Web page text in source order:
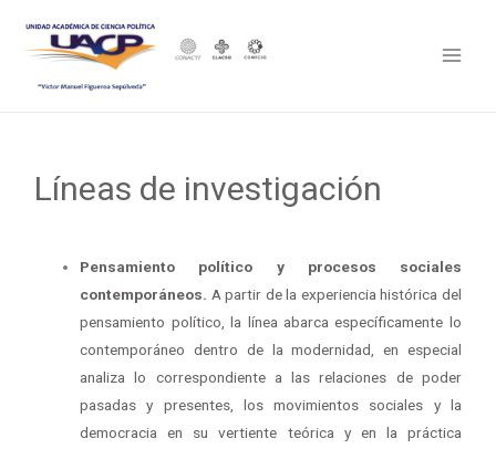
Líneas de investigación
Pensamiento político y procesos sociales
contemporáneos. A partir de la experiencia histórica del
pensamiento político, la línea abarca específicamente lo
contemporáneo dentro de la modernidad, en especial
analiza lo correspondiente a las relaciones de poder
pasadas y presentes, los movimientos sociales y la
democracia en su vertiente teórica y en la práctica